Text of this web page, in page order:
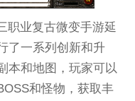
职业复古微变手游延
了一系列创新和升
本和地图，玩家可以
和怪物，获取丰